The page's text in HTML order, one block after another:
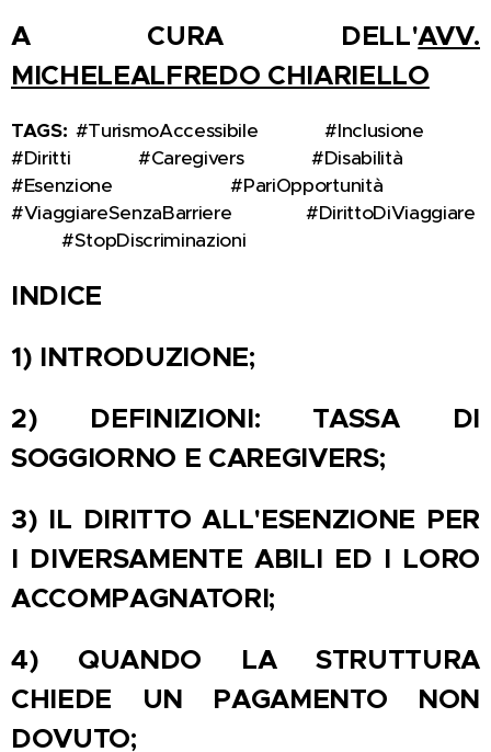
A CURA DELL'AVV.
MICHELEALFREDO CHIARIELLO
TAGS: #TurismoAccessibile 🏨♿ #Inclusione 🤝🌍
#Diritti 📝⚖️ #Caregivers ❤️👩‍👩‍👧‍👦 #Disabilità ♿💪
#Esenzione 💶❌ #PariOpportunità ⚖️🌈
#ViaggiareSenzaBarriere ✈️🚗 #DirittoDiViaggiare
🌍🗺️ #StopDiscriminazioni 🚫🙅
INDICE
1) INTRODUZIONE;
2) DEFINIZIONI: TASSA DI
SOGGIORNO E CAREGIVERS;
3) IL DIRITTO ALL'ESENZIONE PER
I DIVERSAMENTE ABILI ED I LORO
ACCOMPAGNATORI;
4) QUANDO LA STRUTTURA
CHIEDE UN PAGAMENTO NON
DOVUTO;